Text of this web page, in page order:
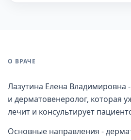
О ВРАЧЕ
Лазутина Елена Владимировна
и дерматовенеролог, которая
лечит и консультирует
Основные направления -